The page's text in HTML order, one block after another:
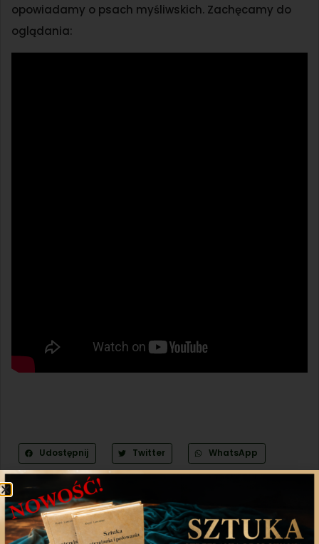
opowiadamy o psach myśliwskich. Zachęcamy do
oglądania:
Udostępnij Twitter WhatsApp
Poprzedni artykuł Następny artykuł